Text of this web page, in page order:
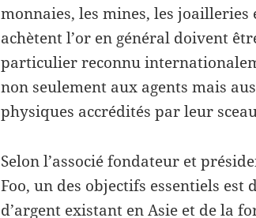
monnaies, les mines, les
achètent l’or en général doivent
particulier reconnu
non seulement aux agents mais
physiques accrédités par leur
Selon l’associé fondateur et
Foo, un des objectifs essentiels est
d’argent existant en Asie et de la